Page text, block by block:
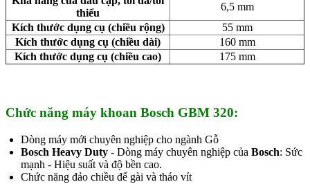
thiểu
6,5 mm
Kích thước dụng cụ (chiều rộng)
55 mm
Kích thước dụng cụ (chiều dài)
160 mm
Kích thước dụng cụ (chiều cao)
175 mm
Chức năng máy khoan Bosch GBM 320:
Dòng máy mới chuyên nghiệp cho ngành Gỗ
Bosch Heavy Duty- Dòng máy chuyên nghiệp của Bosch: Sức
mạnh - Hiệu suất và độ bền cao.
Chức năng đảo chiều để gài và tháo vít